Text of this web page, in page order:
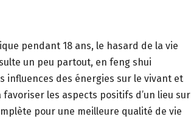
pendant 18 ans, le hasard de la vie
un peu partout, en feng shui
influences des énergies sur le vivant et
les aspects positifs d’un lieu sur
pour une meilleure qualité de vie